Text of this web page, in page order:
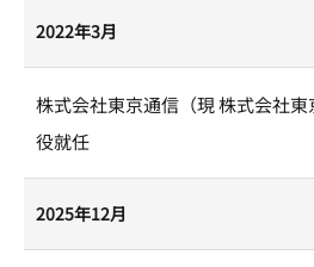
2022年3月
株式会社東京通信（現 株式会社
役就任
2025年12月